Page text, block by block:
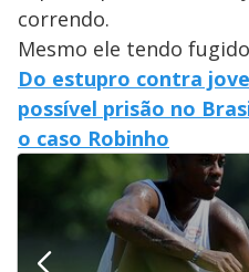
correndo.
Mesmo ele tendo
Do estupro contra
possível prisão no
o caso Robinho